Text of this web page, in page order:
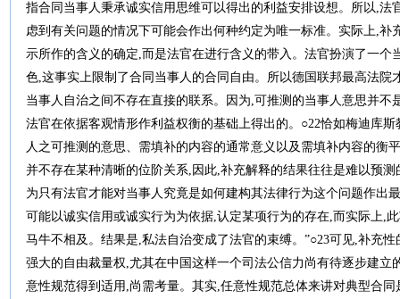
指合同当事人秉承诚实信用思维可以得出的利益安排设想。所以,
虑到有关问题的情况下可能会作出何种约定为唯一标准。实际上,
示所作的含义的确定,而是法官在进行含义的带入。法官扮演了一个
色,这事实上限制了合同当事人的合同自由。所以德国联邦最高法
当事人自治之间不存在直接的联系。因为,可推测的当事人意思并
法官在依据客观情形作利益权衡的基础上得出的。○22恰如梅迪库
人之可推测的意思、需填补的内容的通常意义以及需填补内容的衡
并不存在某种清晰的位阶关系,因此,补充解释的结果往往是难以预
为只有法官才能对当事人究竟是如何建构其法律行为这个问题作出
可能以诚实信用或诚实行为为依据,认定某项行为的存在,而实际上,
马牛不相及。结果是,私法自治变成了法官的束缚。”○23可见,补充
强大的自由裁量权,尤其在中国这样一个司法公信力尚有待逐步建
意性规范得到适用,尚需考量。其实,任意性规范总体来讲对典型合